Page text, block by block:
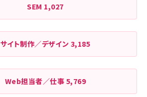
SEM 1,027
サイト制作／デザイン 3,185
Web担当者／仕事 5,769